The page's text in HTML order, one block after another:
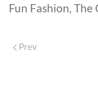
Fun Fashion,
Prev